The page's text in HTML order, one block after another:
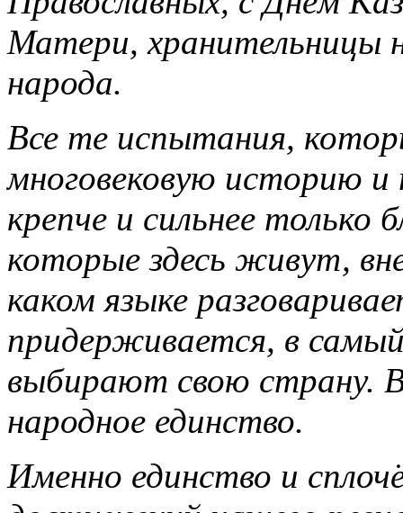
Матери, хранительницы
народа.
Все те испытания,
многовековую историю и
крепче и сильнее только
которые здесь живут,
каком языке
придерживается, в
выбирают свою страну.
народное единство.
Именно единство и